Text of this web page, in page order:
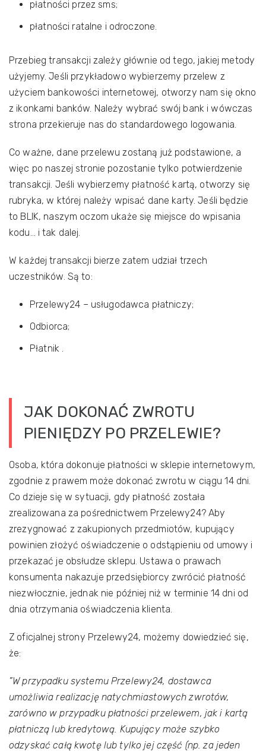
płatności przez sms;
płatności ratalne i odroczone.
Przebieg transakcji zależy głównie od tego, jakiej metody
użyjemy. Jeśli przykładowo wybierzemy przelew z
użyciem bankowości internetowej, otworzy nam się okno
z ikonkami banków. Należy wybrać swój bank i wówczas
strona przekieruje nas do standardowego logowania.
Co ważne, dane przelewu zostaną już podstawione, a
więc po naszej stronie pozostanie tylko potwierdzenie
transakcji. Jeśli wybierzemy płatność kartą, otworzy się
rubryka, w której należy wpisać dane karty. Jeśli będzie
to BLIK, naszym oczom ukaże się miejsce do wpisania
kodu… i tak dalej.
W każdej transakcji bierze zatem udział trzech
uczestników. Są to:
Przelewy24 – usługodawca płatniczy;
Odbiorca;
Płatnik .
JAK DOKONAĆ ZWROTU
PIENIĘDZY PO PRZELEWIE?
Osoba, która dokonuje płatności w sklepie internetowym,
zgodnie z prawem może dokonać zwrotu w ciągu 14 dni.
Co dzieje się w sytuacji, gdy płatność została
zrealizowana za pośrednictwem Przelewy24? Aby
zrezygnować z zakupionych przedmiotów, kupujący
powinien złożyć oświadczenie o odstąpieniu od umowy i
przekazać je obsłudze sklepu. Ustawa o prawach
konsumenta nakazuje przedsiębiorcy zwrócić płatność
niezwłocznie, jednak nie później niż w terminie 14 dni od
dnia otrzymania oświadczenia klienta.
Z oficjalnej strony Przelewy24, możemy dowiedzieć się,
że:
”W przypadku systemu Przelewy24, dostawca
umożliwia realizację natychmiastowych zwrotów,
zarówno w przypadku płatności przelewem, jak i kartą
płatniczą lub kredytową. Kupujący może szybko
odzyskać całą kwotę lub tylko jej część (np. za jeden